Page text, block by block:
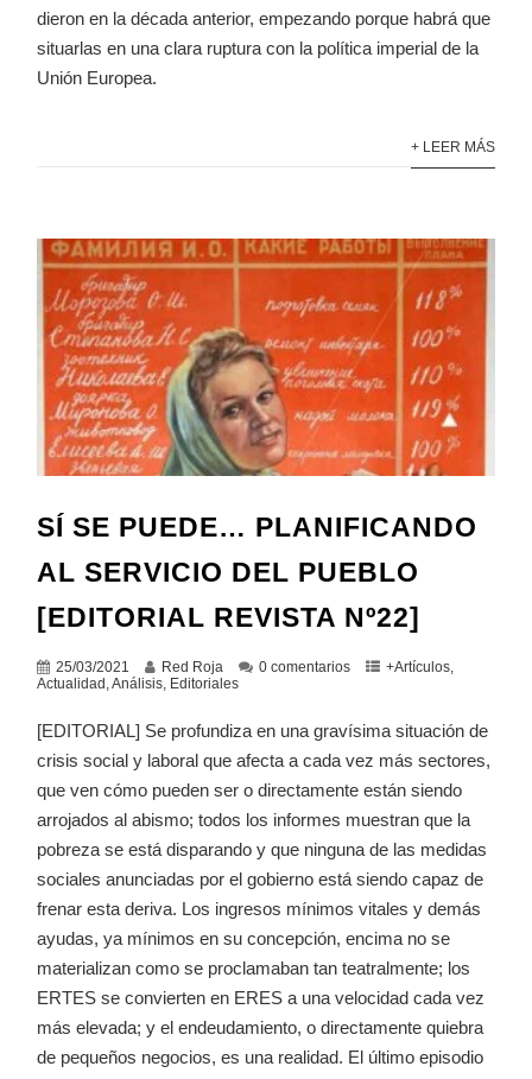
dieron en la década anterior, empezando porque habrá que
situarlas en una clara ruptura con la política imperial de la
Unión Europea.
+ LEER MÁS
SÍ SE PUEDE… PLANIFICANDO
AL SERVICIO DEL PUEBLO
[EDITORIAL REVISTA Nº22]
25/03/2021 Red Roja 0 comentarios +Artículos,
Actualidad ,Análisis, Editoriales
[EDITORIAL] Se profundiza en una gravísima situación de
crisis social y laboral que afecta a cada vez más sectores,
que ven cómo pueden ser o directamente están siendo
arrojados al abismo; todos los informes muestran que la
pobreza se está disparando y que ninguna de las medidas
sociales anunciadas por el gobierno está siendo capaz de
frenar esta deriva. Los ingresos mínimos vitales y demás
ayudas, ya mínimos en su concepción, encima no se
materializan como se proclamaban tan teatralmente; los
ERTES se convierten en ERES a una velocidad cada vez
más elevada; y el endeudamiento, o directamente quiebra
de pequeños negocios, es una realidad. El último episodio